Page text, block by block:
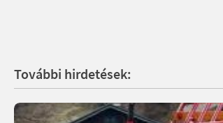
További hirdetések: